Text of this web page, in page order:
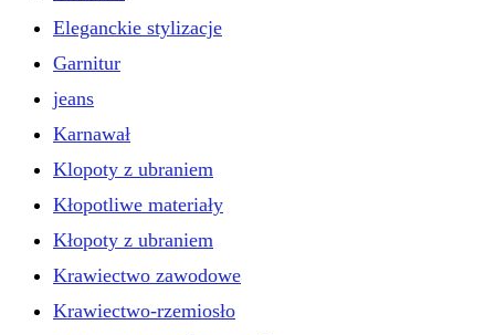
Eleganckie stylizacje
Garnitur
jeans
Karnawał
Klopoty z ubraniem
Kłopotliwe materiały
Kłopoty z ubraniem
Krawiectwo zawodowe
Krawiectwo-rzemiosło